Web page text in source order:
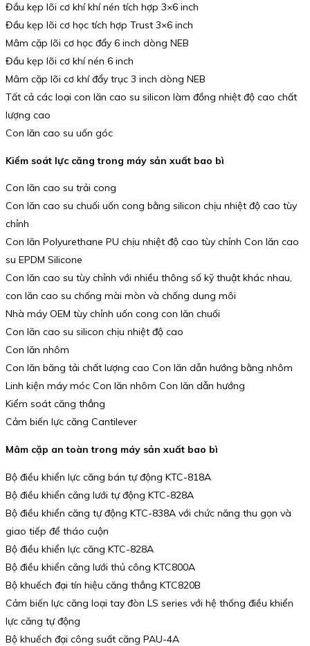
Đầu kẹp lõi cơ khí khí nén tích hợp 3×6 inch
Đầu kẹp lõi cơ học tích hợp Trust 3×6 inch
Mâm cặp lõi cơ học đẩy 6 inch dòng NEB
Đầu kẹp lõi cơ khí nén 6 inch
Mâm cặp lõi cơ khí đẩy trục 3 inch dòng NEB
Tất cả các loại con lăn cao su silicon làm đồng nhiệt độ cao chất
lượng cao
Con lăn cao su uốn góc
Kiểm soát lực căng trong máy sản xuất bao bì
Con lăn cao su trải cong
Con lăn cao su chuối uốn cong bằng silicon chịu nhiệt độ cao tùy
chỉnh
Con lăn Polyurethane PU chịu nhiệt độ cao tùy chỉnh Con lăn cao
su EPDM Silicone
Con lăn cao su tùy chỉnh với nhiều thông số kỹ thuật khác nhau,
con lăn cao su chống mài mòn và chống dung môi
Nhà máy OEM tùy chỉnh uốn cong con lăn chuối
Con lăn cao su silicon chịu nhiệt độ cao
Con lăn nhôm
Con lăn băng tải chất lượng cao Con lăn dẫn hướng bằng nhôm
Linh kiện máy móc Con lăn nhôm Con lăn dẫn hướng
Kiểm soát căng thẳng
Cảm biến lực căng Cantilever
Mâm cặp an toàn trong máy sản xuất bao bì
Bộ điều khiển lực căng bán tự động KTC-818A
Bộ điều khiển căng lưới tự động KTC-828A
Bộ điều khiển căng tự động KTC-838A với chức năng thu gọn và
giao tiếp để tháo cuộn
Bộ điều khiển lực căng KTC-828A
Bộ điều khiển căng lưới thủ công KTC800A
Bộ khuếch đại tín hiệu căng thẳng KTC820B
Cảm biến lực căng loại tay đòn LS series với hệ thống điều khiển
lực căng tự động
Bộ khuếch đại công suất căng PAU-4A